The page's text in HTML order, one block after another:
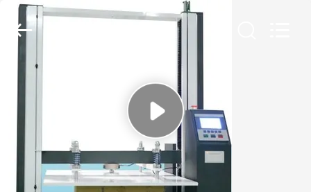
HAUS
PRODUKTE
VIDEOS
Instruments